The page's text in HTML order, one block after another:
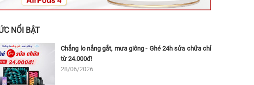
Vũng Tàu: 162A Ba Cu, Vũng Tàu, Hồ Chí Minh (TP. Vũng Tàu cũ)
NỔI BẬT
Chẳng lo nắng gắt, mưa giông - Ghé 24h sửa chữa chỉ
từ 24.000đ!
28/06/2026